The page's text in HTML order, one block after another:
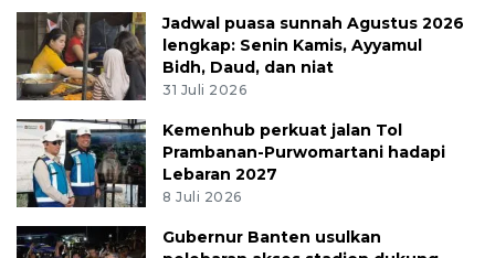
Jadwal puasa sunnah Agustus 2026
lengkap: Senin Kamis, Ayyamul
Bidh, Daud, dan niat
31 Juli 2026
Kemenhub perkuat jalan Tol
Prambanan-Purwomartani hadapi
Lebaran 2027
8 Juli 2026
Gubernur Banten usulkan